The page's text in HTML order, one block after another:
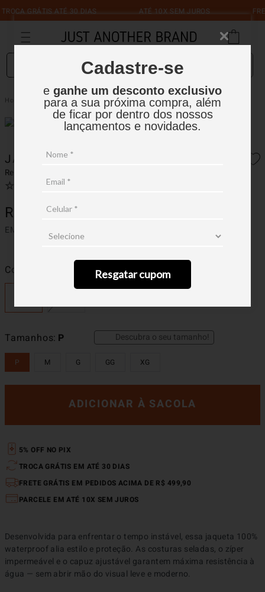
Cadastre-se
e ganhe um desconto exclusivo
para a sua próxima compra, além
de ficar por dentro dos nossos
lançamentos e novidades.
Resgatar cupom
GRÁTIS ATÉ 30 DIAS ATÉ 10X SEM JUROS
O que você está procurando?
Masculino Jaquetas Jaqueta Selada Waterproof
JAQUETA SELADA WATERPROOF
Ref.:
☆ ☆(0)
R$ 799,90
EM ATÉ
Tamanhos P
P M G GG XG
Descubra o seu tamanho!
Cor
ADICIONAR À SACOLA
5% OFF NO PIX
TROCA GRÁTIS EM ATÉ 30 DIAS
FRETE GRÁTIS EM PEDIDOS ACIMA DE R$ 499,90
PARCELE EM ATÉ 10X SEM JUROS
Desenvolvida para enfrentar o tempo instável, essa jaqueta 100%
waterproof alia estilo e proteção. As costuras seladas, o zíper
impermeável e o capuz ajustável garantem máxima resistência à
água — sem abrir mão do visual leve e moderno.